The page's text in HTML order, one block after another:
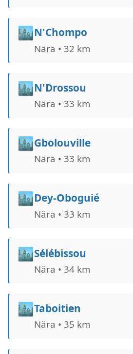
🏙️N'Chompo
Nära • 32 km
🏙️N'Drossou
Nära • 33 km
🏙️Gbolouville
Nära • 33 km
🏙️Dey-Oboguié
Nära • 33 km
🏙️Sélébissou
Nära • 34 km
🏙️Taboitien
Nära • 35 km